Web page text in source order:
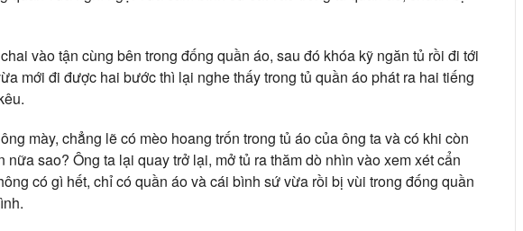
vào tận cùng bên trong đống quần áo, sau đó khóa kỹ ngăn tủ rồi đi tới
mới đi được hai bước thì lại nghe thấy trong tủ quần áo phát ra hai tiếng
mày, chẳng lẽ có mèo hoang trốn trong tủ áo của ông ta và có khi còn
nữa sao? Ông ta lại quay trở lại, mở tủ ra thăm dò nhìn vào xem xét cẩn
có gì hết, chỉ có quần áo và cái bình sứ vừa rồi bị vùi trong đống quần